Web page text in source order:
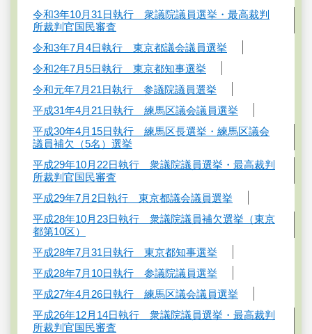
令和3年10月31日執行 衆議院議員選挙・最高裁判
所裁判官国民審査
令和3年7月4日執行 東京都議会議員選挙
令和2年7月5日執行 東京都知事選挙
令和元年7月21日執行 参議院議員選挙
平成31年4月21日執行 練馬区議会議員選挙
平成30年4月15日執行 練馬区長選挙・練馬区議会
議員補欠（5名）選挙
平成29年10月22日執行 衆議院議員選挙・最高裁判
所裁判官国民審査
平成29年7月2日執行 東京都議会議員選挙
平成28年10月23日執行 衆議院議員補欠選挙（東京
都第10区）
平成28年7月31日執行 東京都知事選挙
平成28年7月10日執行 参議院議員選挙
平成27年4月26日執行 練馬区議会議員選挙
平成26年12月14日執行 衆議院議員選挙・最高裁判
所裁判官国民審査